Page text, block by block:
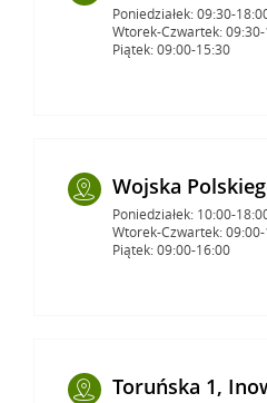
Poniedziałek: 09:30-
Wtorek-Czwartek:
Piątek: 09:00-15:30
Wojska
Poniedziałek: 10:00-
Wtorek-Czwartek:
Piątek: 09:00-16:00
Toruńska 1,